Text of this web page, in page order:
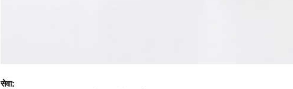
सेवा: